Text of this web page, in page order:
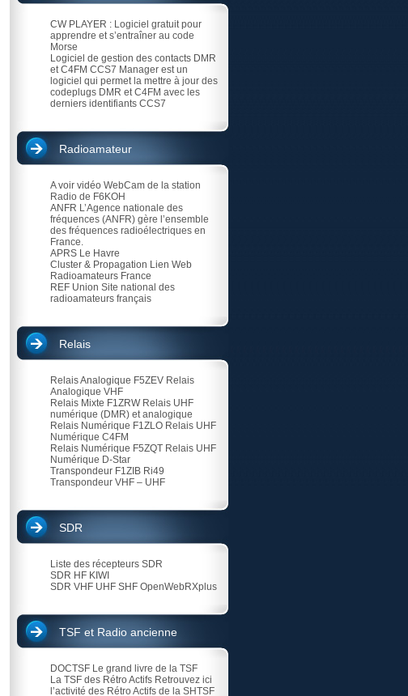
CW PLAYER : Logiciel gratuit pour
apprendre et s’entraîner au code
Morse
Logiciel de gestion des contacts DMR
et C4FM CCS7 Manager est un
logiciel qui permet la mettre à jour des
codeplugs DMR et C4FM avec les
derniers identifiants CCS7
Radioamateur
A voir vidéo WebCam de la station
Radio de F6KOH
ANFR L’Agence nationale des
fréquences (ANFR) gère l’ensemble
des fréquences radioélectriques en
France.
APRS Le Havre
Cluster & Propagation Lien Web
Radioamateurs France
REF Union Site national des
radioamateurs français
Relais
Relais Analogique F5ZEV Relais
Analogique VHF
Relais Mixte F1ZRWRelais UHF
numérique (DMR) et analogique
Relais Numérique F1ZLO Relais UHF
Numérique C4FM
Relais Numérique F5ZQT Relais UHF
Numérique D-Star
Transpondeur F1ZIB Ri49
Transpondeur VHF – UHF
SDR
Liste des récepteurs SDR
SDR HF KIWI
SDR VHF UHF SHF OpenWebRXplus
TSF et Radio ancienne
DOCTSF Le grand livre de la TSF
La TSF des Rétro Actifs Retrouvez ici
l’activité des Rétro Actifs de la SHTSF